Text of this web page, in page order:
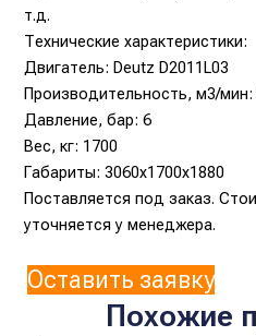
т.д.
Технические характеристики:
Двигатель: Deutz D2011L03
Производительность, м3/мин:
Давление, бар: 6
Вес, кг: 1700
Габариты: 3060x1700x1880
Поставляется под заказ.
уточняется у менеджера.
Оставить заявку
Похожие